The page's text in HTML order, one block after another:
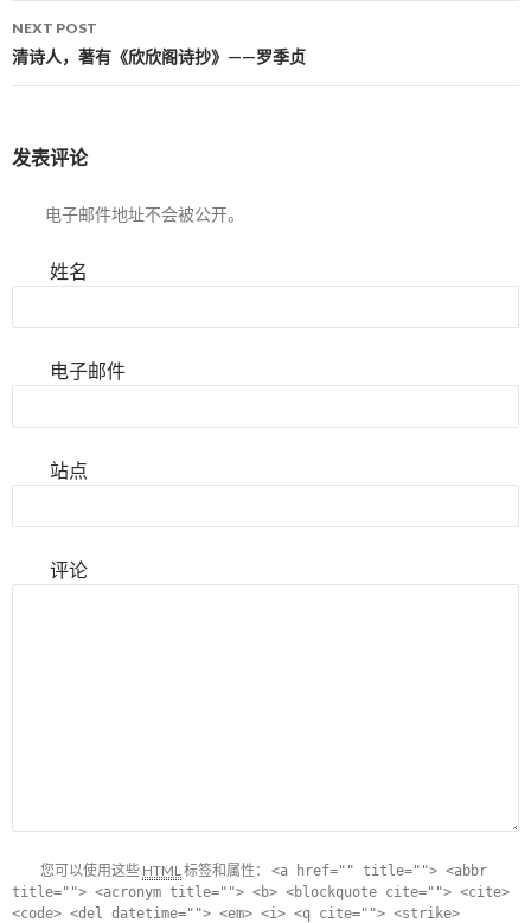
NEXT POST
清诗人，著有《欣欣阁诗抄》——罗季贞
发表评论
电子邮件地址不会被公开。
姓名
电子邮件
站点
评论
您可以使用这些 HTML标签和属性： <a href="" title=""> <abbr
title=""> <acronym title=""> <b> <blockquote cite=""> <cite>
<code> <del datetime=""> <em> <i> <q cite=""> <strike>